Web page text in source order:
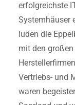
erfolgreichste
Systemhäuser
luden die
mit den
Vertriebs- und
waren